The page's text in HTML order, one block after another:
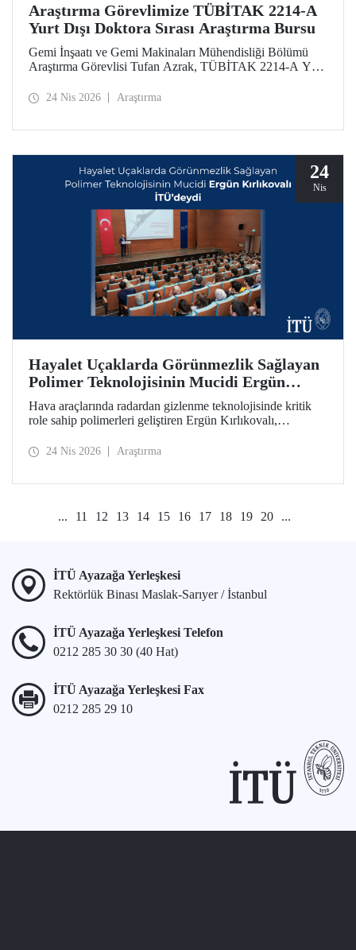
Araştırma Görevlimize TÜBİTAK 2214-A
Yurt Dışı Doktora Sırası Araştırma Bursu
Gemi İnşaatı ve Gemi Makinaları Mühendisliği Bölümü
Araştırma Görevlisi Tufan Azrak, TÜBİTAK 2214-A Yurt
desteklenmeye hak kazandı.
24 Nis 2026 Araştırma
24
Nis
Hayalet Uçaklarda Görünmezlik Sağlayan
Polimer Teknolojisinin Mucidi Ergün
Kırlıkovalı, İTÜ’deydi
Hava araçlarında radardan gizlenme teknolojisinde kritik
role sahip polimerleri geliştiren Ergün Kırlıkovalı,
İTÜ’lülerle bir araya geldi.
24 Nis 2026 Araştırma
... 11 12 13 14 15 16 17 18 19 20 ...
İTÜ Ayazağa Yerleşkesi
Rektörlük Binası Maslak-Sarıyer / İstanbul
İTÜ Ayazağa Yerleşkesi Telefon
0212 285 30 30 (40 Hat)
İTÜ Ayazağa Yerleşkesi Fax
0212 285 29 10